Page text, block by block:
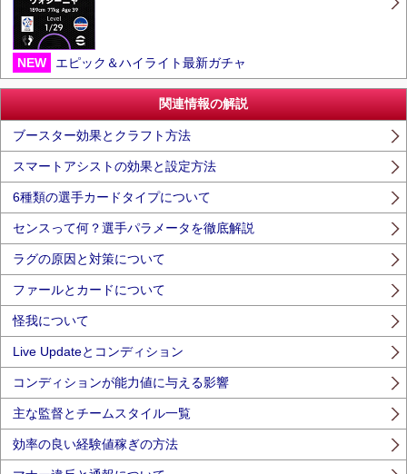
NEW エピック＆ハイライト最新ガチャ
関連情報の解説
ブースター効果とクラフト方法
スマートアシストの効果と設定方法
6種類の選手カードタイプについて
センスって何？選手パラメータを徹底解説
ラグの原因と対策について
ファールとカードについて
怪我について
Live Updateとコンディション
コンディションが能力値に与える影響
主な監督とチームスタイル一覧
効率の良い経験値稼ぎの方法